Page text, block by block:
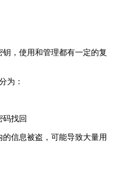
，使用和管理都有一定的复
为：
码找回
信息被盗，可能导致大量用